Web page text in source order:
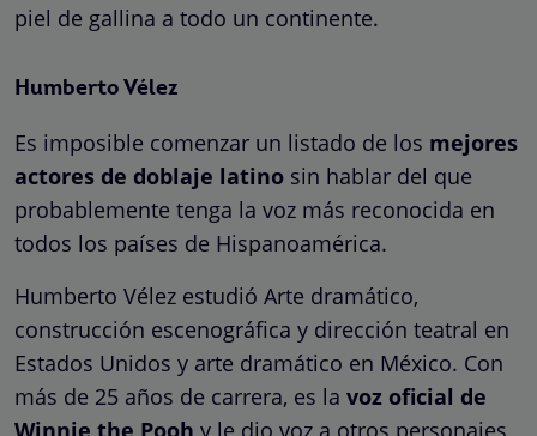
piel de gallina a todo un continente.
Humberto Vélez
Es imposible comenzar un listado de los mejores
actores de doblaje latino sin hablar del que
probablemente tenga la voz más reconocida en
todos los países de Hispanoamérica.
Humberto Vélez estudió Arte dramático,
construcción escenográfica y dirección teatral en
Estados Unidos y arte dramático en México. Con
más de 25 años de carrera, es la voz oficial de
Winnie the Pooh y le dio voz a otros personajes